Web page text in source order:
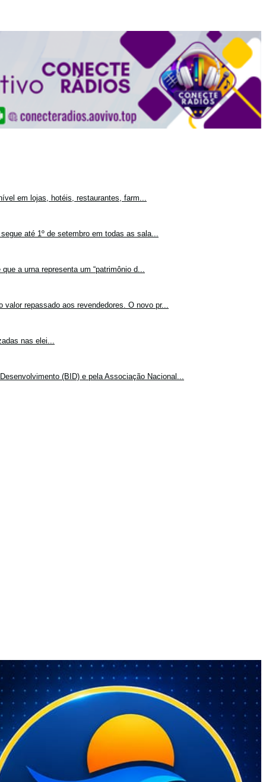
em lojas, hotéis, restaurantes, farm...
até 1º de setembro em todas as sala...
a urna representa um “patrimônio d...
repassado aos revendedores. O novo pr...
nas elei...
(BID) e pela Associação Nacional...